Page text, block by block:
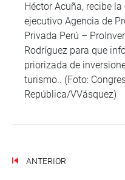
Héctor Acuña, recibe
ejecutivo Agencia de
Privada Perú –
Rodríguez para que
priorizada de
turismo.. (Foto:
República/VVásquez)
ANTERIOR